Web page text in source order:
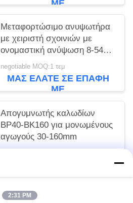
ΜΕ
Μεταφορτώσιμο ανυψωτήρα
με χειριστή σχοινιών με
ονομαστική ανύψωση 8-54KN
για χειροκίνητη λειτουργία
χωρίς εξωτερική ενέργεια
negotiable MOQ:1 τεμ
ΜΑΣ ΕΛΆΤΕ ΣΕ ΕΠΑΦΉ
ΜΕ
Απογυμνωτής καλωδίων
BP40-BK160 για μονωμένους
αγωγούς 30-160mm
ΜΕ
2:31 PM